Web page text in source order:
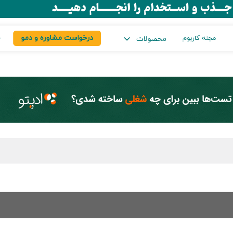
مجله کاربوم محصولات درخواست مشاوره و دمو